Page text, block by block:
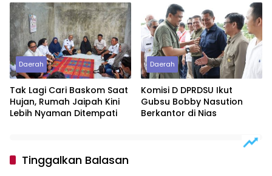
Penderita Suspek Leukemia
Asal Nias Barat
Daerah
Tak Lagi Cari Baskom Saat
Hujan, Rumah Jaipah Kini
Lebih Nyaman Ditempati
Daerah
Komisi D DPRDSU Ikut
Gubsu Bobby Nasution
Berkantor di Nias
Tinggalkan Balasan